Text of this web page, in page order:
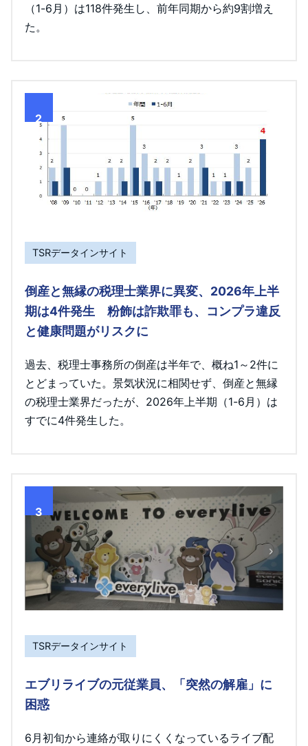
（1-6月）は118件発生し、前年同期から約9割増え
た。
2
TSRデータインサイト
倒産と無縁の税理士業界に異変、2026年上半
期は4件発生 粉飾は詐欺罪も、コンプラ違反
と健康問題がリスクに
過去、税理士事務所の倒産は半年で、概ね1～2件に
とどまっていた。景気状況に相関せず、倒産と無縁
の税理士業界だったが、2026年上半期（1-6月）は
すでに4件発生した。
3
TSRデータインサイト
エブリライブの元従業員、「突然の解雇」に
困惑
6月初旬から連絡が取りにくくなっているライブ配